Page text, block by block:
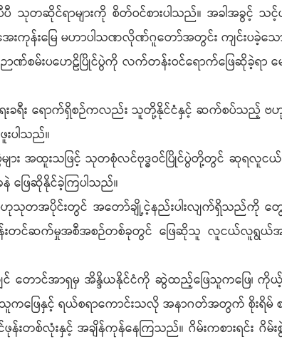
တဆိုင်ရာများကို စိတ်ဝင်စားပါသည်။ အခါအခွင့် သင့်
ေးကုန်းမြေ မဟာပါသဏလိုဏ်ဂူတော်အတွင်း ကျင်းပခဲ့သ
ဏ်စမ်းပဟေဠိပြိုင်ပွဲကို လက်တန်းဝင်ရောက်ဖြေဆိုခဲ့ရာ မ
ရီး ရောက်ရှိစဉ်ကလည်း သူတို့နိုင်ငံနှင့် ဆက်စပ်သည့် ဗဟုသု
ပါသည်။
ား အထူးသဖြင့် သုတစုံလင်ဗုဒ္ဓဝင်ပြိုင်ပွဲတို့တွင် ဆုရလူ
ဖြေဆိုနိုင်ခဲ့ကြပါသည်။
ဟုသုတအပိုင်းတွင် အတော်ချို့ငဲ့နည်းပါးလျက်ရှိသည်ကို
တင်ဆက်မှုအစီအစဉ်တစ်ခုတွင် ဖြေဆိုသူ လူငယ်လူရွယ်အတေ
တောင်အာရှမှ အိန္ဒိယနိုင်ငံကို ဆွဲထည့်ဖြေသူကဖြေ၊ ကိုယ့်နို
ေသူကဖြေနှင့် ရယ်စရာကောင်းသလို အနာဂတ်အတွက် စိုးရိမ်
စ်လုံးနှင့် အချိန်ကုန်နေကြသည်။ ဂိမ်းကစားရင်း ဂိမ်း